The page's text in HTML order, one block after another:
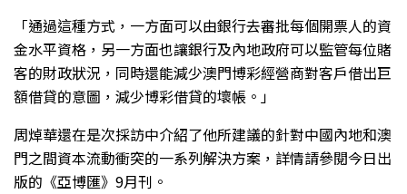
「通過這種方式，一方面可以由銀行去審批每個開票人的資
金水平資格，另一方面也讓銀行及內地政府可以監管每位賭
客的財政狀況，同時還能減少澳門博彩經營商對客戶借出巨
額借貸的意圖，減少博彩借貸的壞帳。」
周焯華還在是次採訪中介紹了他所建議的針對中國內地和澳
門之間資本流動衝突的一系列解決方案，詳情請參閱今日出
版的《亞博匯》9月刊。